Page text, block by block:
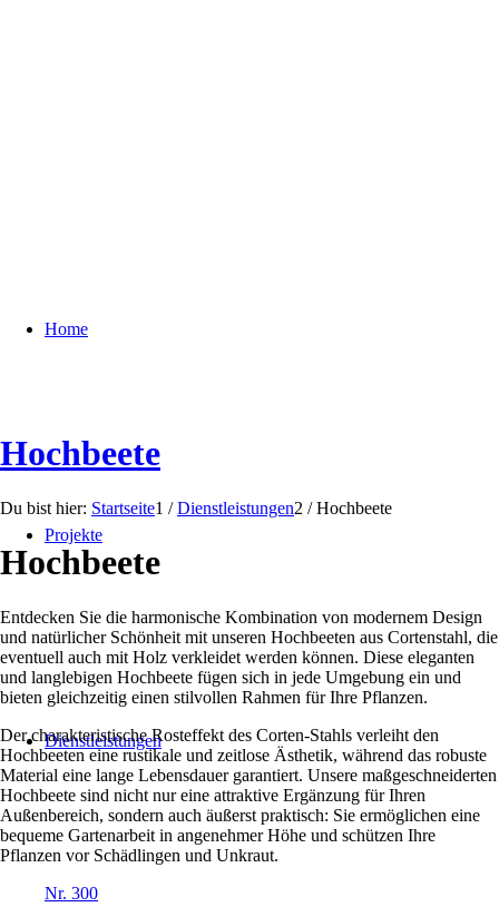
Home
Projekte
Dienstleistungen
Hochbeete
Du bist hier: Startseite1 / Dienstleistungen2 / Hochbeete
Hochbeete
Entdecken Sie die harmonische Kombination von modernem Design
und natürlicher Schönheit mit unseren Hochbeeten aus Cortenstahl, die
eventuell auch mit Holz verkleidet werden können. Diese eleganten
und langlebigen Hochbeete fügen sich in jede Umgebung ein und
bieten gleichzeitig einen stilvollen Rahmen für Ihre Pflanzen.
Der charakteristische Rosteffekt des Corten-Stahls verleiht den
Hochbeeten eine rustikale und zeitlose Ästhetik, während das robuste
Material eine lange Lebensdauer garantiert. Unsere maßgeschneiderten
Hochbeete sind nicht nur eine attraktive Ergänzung für Ihren
Außenbereich, sondern auch äußerst praktisch: Sie ermöglichen eine
bequeme Gartenarbeit in angenehmer Höhe und schützen Ihre
Pflanzen vor Schädlingen und Unkraut.
Nr. 300